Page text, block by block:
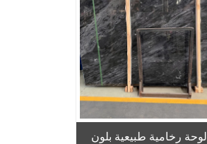
لوحة رخامية طبيعية بلون